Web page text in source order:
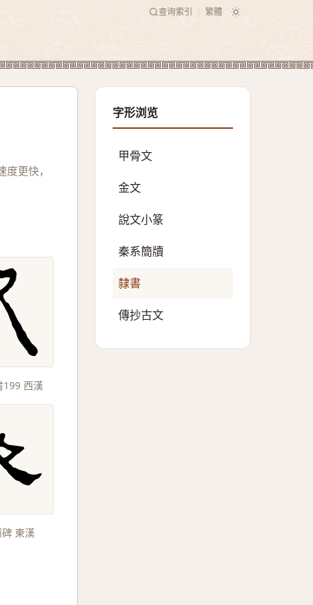
查询索引 繁體
更快，
199 西漢
東漢
字形浏览
甲骨文
金文
說文小篆
秦系簡牘
隸書
傳抄古文